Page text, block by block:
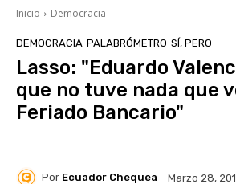
Inicio Democracia
DEMOCRACIA PALABRÓMETRO SÍ, PERO
Lasso: "Eduardo
que no tuve nada que
Feriado Bancario"
Por Ecuador Chequea Marzo 28,